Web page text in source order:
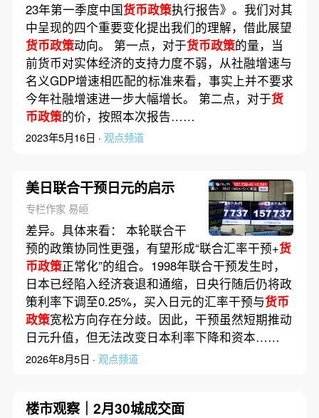
23年第一季度中国货币政策执行报告》。我们对其
中呈现的四个重要变化提出我们的理解，借此展望
货币政策动向。 第一点，对于货币政策的量，当
前货币对实体经济的支持力度不弱，从社融增速与
名义GDP增速相匹配的标准来看，事实上并不要求
今年社融增速进一步大幅增长。 第二点，对于货
币政策的价，按照本次报告……
2023年5月16日 · 观点频道
美日联合干预日元的启示
专栏作家 易峘
差异。具体来看： 本轮联合干
预的政策协同性更强，有望形成“联合汇率干预+货
币政策正常化”的组合。1998年联合干预发生时，
日本已经陷入经济衰退和通缩，日央行随后仍将政
策利率下调至0.25%，买入日元的汇率干预与货币
政策宽松方向存在分歧。因此，干预虽然短期推动
日元升值，但无法改变日本利率下降和资本……
2026年8月5日 · 观点频道
楼市观察｜2月30城成交面